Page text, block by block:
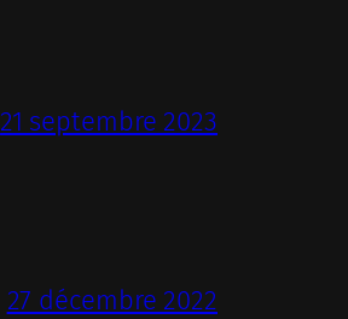
21 septembre 2023
27 décembre 2022